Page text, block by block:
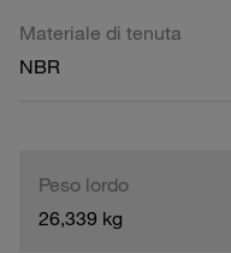
Materiale di tenuta
NBR
Peso lordo
26,339 kg